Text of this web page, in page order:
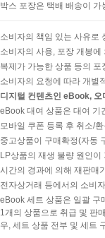
박스 포장은 택배 배송이
소비자의 책임 있는 사유로
소비자의 사용, 포장 개봉
복제가 가능한 상품 등의
소비자의 요청에 따라 개별
디지털 컨텐츠인 eBook,
eBook 대여 상품은 대여 기
모바일 쿠폰 등록 후 취소/
중고상품이 구매확정(자동
LP상품의 재생 불량 원인
시간의 경과에 의해 재판매
전자상거래 등에서의 소비
eBook 세트 상품은 일괄 구
1개의 상품으로 취급 및 판
우, 세트 상품 전부 및 세트